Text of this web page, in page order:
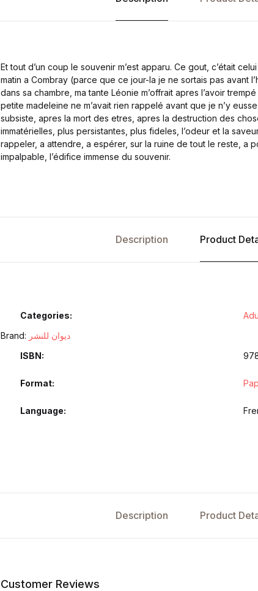
Et tout d’un coup le souvenir m’est apparu. Ce gout, c’était
matin a Combray (parce que ce jour-la je ne sortais pas avant
dans sa chambre, ma tante Léonie m’offrait apres l’avoir
petite madeleine ne m’avait rien rappelé avant que je n’y
subsiste, apres la mort des etres, apres la destruction des
immatérielles, plus persistantes, plus fideles, l’odeur et la
rappeler, a attendre, a espérer, sur la ruine de tout le reste, a
impalpable, l’édifice immense du souvenir.
Description Product
Categories:
Brand: ديوان للنشر
ISBN
Format
Language
Description Product
Customer Reviews